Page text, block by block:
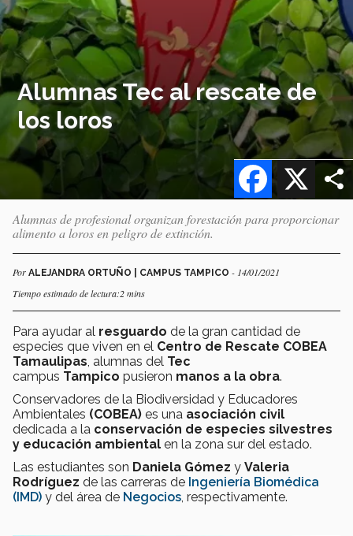
Alumnas Tec al rescate de
los loros
X
Facebook
Alumnas de profesional organizan forestación para proporcionar
alimento a loros en peligro de extinción.
Por ALEJANDRA ORTUÑO | CAMPUS TAMPICO - 14/01/2021
Tiempo estimado de lectura:2 mins
Para ayudar al resguardo de la gran cantidad de
especies que viven en el Centro de Rescate COBEA
Tamaulipas , alumnas del Tec
campus Tampico pusieron manos a la obra.
Conservadores de la Biodiversidad y Educadores
Ambientales (COBEA) es una asociación civil
dedicada a la conservación de especies silvestres
y educación ambiental en la zona sur del estado.
Las estudiantes son Daniela Gómez y Valeria
Rodríguez de las carreras de Ingeniería Biomédica
(IMD) y del área de Negocios , respectivamente.